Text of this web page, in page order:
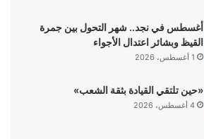
أغسطس في نجد.. شهر التحول بين جمرة
القيظ وبشائر اعتدال الأجواء
1 أغسطس، 2026
«حين تلتقي القيادة بثقة الشعب»
4 أغسطس، 2026